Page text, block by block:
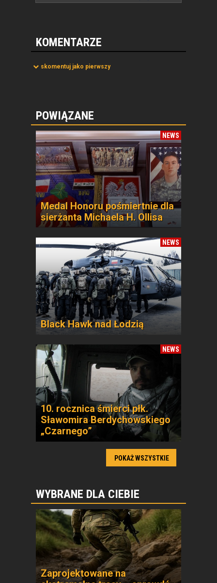
KOMENTARZE
skomentuj jako pierwszy
POWIĄZANE
NEWS
Medal Honoru pośmiertnie dla
sierżanta Michaela H. Ollisa
NEWS
Black Hawk nad Łodzią
NEWS
10. rocznica śmierci płk.
Sławomira Berdychowskiego
„Czarnego”
POKAŻ WSZYSTKIE
WYBRANE DLA CIEBIE
Zaprojektowane na